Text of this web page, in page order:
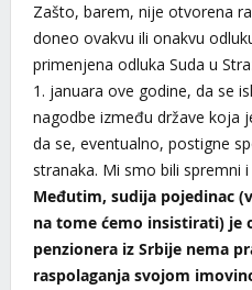
Zašto, barem, nije otvorena
doneo ovakvu ili onakvu
primenjena odluka Suda u
1. januara ove godine, da se
nagodbe između države koja
da se, eventualno, postigne
stranaka. Mi smo bili spremni
Međutim, sudija pojedinac
na tome ćemo insistirati) je
penzionera iz Srbije nema
raspolaganja svojom